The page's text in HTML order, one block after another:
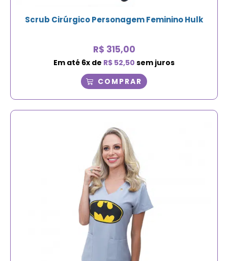
Scrub Cirúrgico Personagem Feminino Hulk
R$ 315,00
Em até 6x de R$ 52,50 sem juros
COMPRAR